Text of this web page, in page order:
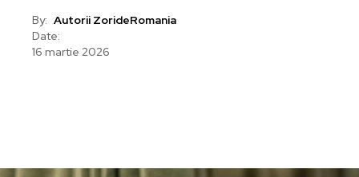
By: Autorii ZorideRomania
Date:
16 martie 2026